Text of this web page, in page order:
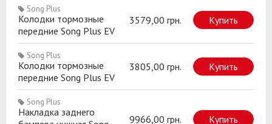
Song Plus
Колодки тормозные
передние Song Plus EV
3579,00 грн. Купить
Song Plus
Колодки тормозные
передние Song Plus EV
3805,00 грн. Купить
Song Plus
Накладка заднего
9966,00 грн. Купить